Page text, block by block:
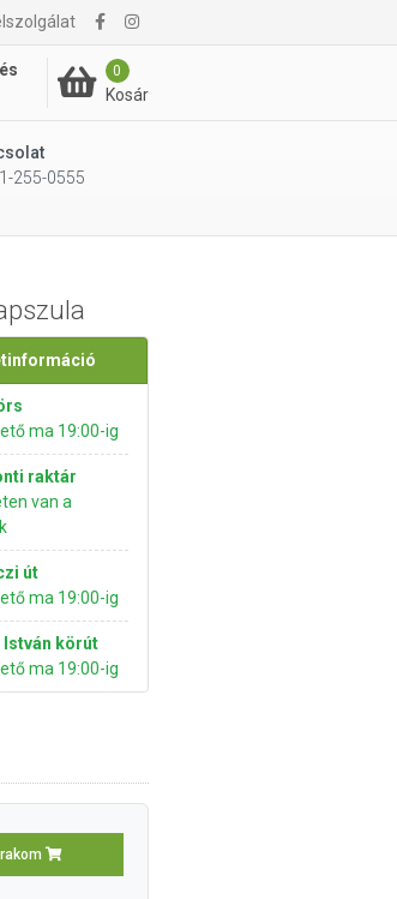
0
Kosár
255-0555
Kosárba rakom
ma 19:00-ig
raktár
van a
út
ma 19:00-ig
István körút
ma 19:00-ig